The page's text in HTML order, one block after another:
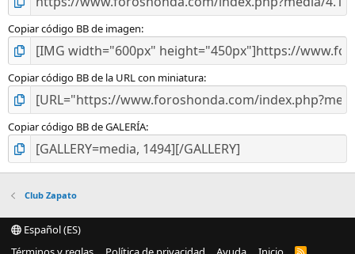
(
)
Copiar código BB de imagen
Copiar código BB de la URL con miniatura
Copiar código BB de GALERÍA
Club Zapato
Español (ES)
R